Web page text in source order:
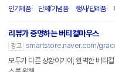
인기제품 단체/기념품 행사/답례품
리뷰가 증명하는 버티컬마우스
광고 smartstore.naver.com/
모두가 다른 상황이기에, 완벽한 버티